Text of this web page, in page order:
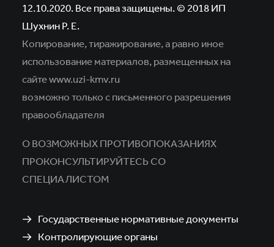
12.10.2020. Все права защищены. © 2018 ИП
Шухнин Р. Е.
Копирование, тиражирование, а равно иное
использование материалов,размещенных на
сайте www.uzi-kmv.ru
возможно только с письменного разрешения
правообладателя
О ВОЗМОЖНЫХ ПРОТИВОПОКАЗАНИЯХ
ПРОКОНСУЛЬТИРУЙТЕСЬ СО
СПЕЦИАЛИСТОМ
Государственные нормативные документы
Контролирующие органы